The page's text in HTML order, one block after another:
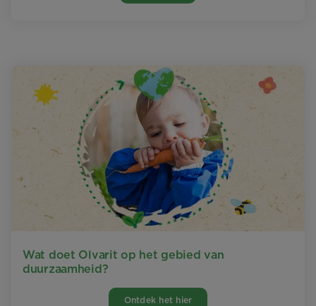
Wat doet Olvarit op het gebied van
duurzaamheid?
Ontdek het hier